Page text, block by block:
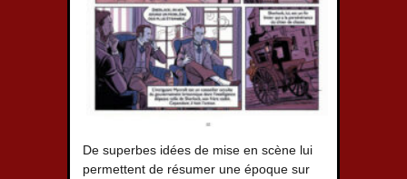
De superbes idées de mise en scène lui
permettent de résumer une époque sur